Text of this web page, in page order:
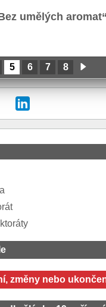
umělých aromat“
5 6 7 8
změny nebo